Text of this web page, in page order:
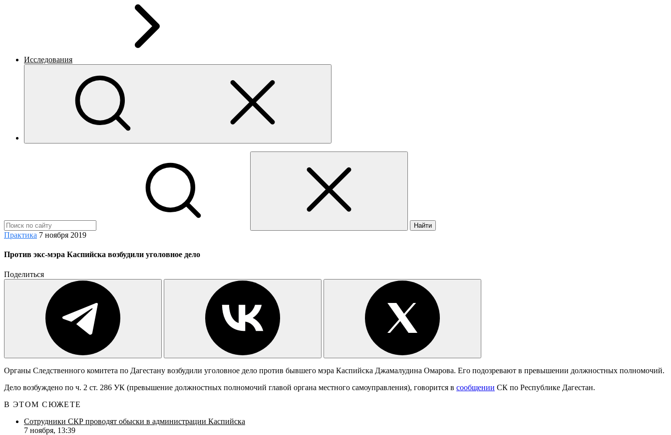
Исследования
Найти
Практика 7 ноября 2019
Против экс-мэра Каспийска возбудили уголовное дело
Поделиться
Органы Следственного комитета по Дагестану возбудили уголовное дело против бывшего мэра Каспийска Джамалудина Омарова. Его подозревают в превышении должностных полномочий.
Дело возбуждено по ч. 2 ст. 286 УК (превышение должностных полномочий главой органа местного самоуправления), говорится в сообщении СК по Республике Дагестан.
В ЭТОМ СЮЖЕТЕ
Сотрудники СКР проводят обыски в администрации Каспийска
7 ноября, 13:39